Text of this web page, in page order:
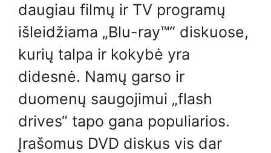
daugiau filmų ir TV programų
išleidžiama „Blu-ray™“ diskuose,
kurių talpa ir kokybė yra
didesnė. Namų garso ir
duomenų saugojimui „flash
drives“ tapo gana populiarios.
Įrašomus DVD diskus vis dar